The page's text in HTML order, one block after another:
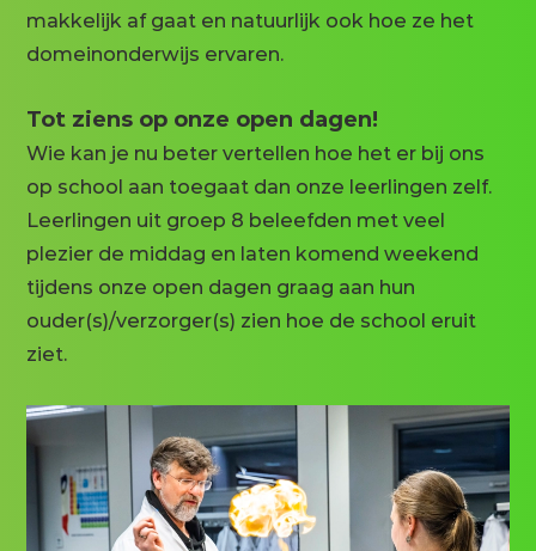
makkelijk af gaat en natuurlijk ook hoe ze het
domeinonderwijs ervaren.
Tot ziens op onze open dagen!
Wie kan je nu beter vertellen hoe het er bij ons
op school aan toegaat dan onze leerlingen zelf.
Leerlingen uit groep 8 beleefden met veel
plezier de middag en laten komend weekend
tijdens onze open dagen graag aan hun
ouder(s)/verzorger(s) zien hoe de school eruit
ziet.